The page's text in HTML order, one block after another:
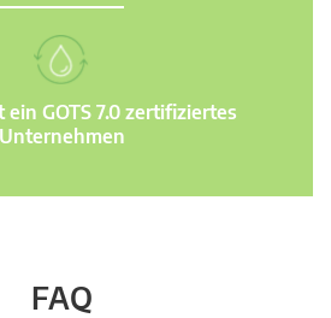
ein GOTS 7.0 zertifiziertes
Unternehmen
FAQ